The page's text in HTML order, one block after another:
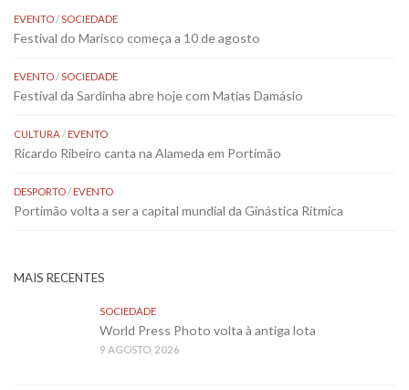
EVENTO/SOCIEDADE
Festival do Marisco começa a 10 de agosto
EVENTO/SOCIEDADE
Festival da Sardinha abre hoje com Matias Damásio
CULTURA/EVENTO
Ricardo Ribeiro canta na Alameda em Portimão
DESPORTO/EVENTO
Portimão volta a ser a capital mundial da Ginástica Rítmica
MAIS RECENTES
SOCIEDADE
World Press Photo volta à antiga lota
9 AGOSTO, 2026